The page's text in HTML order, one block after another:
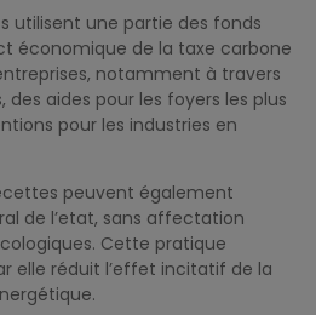
utilisent une partie des fonds
économique de la taxe carbone
notamment à travers
des aides pour les foyers les plus
pour les industries en
peuvent également
de l’etat, sans affectation
Cette pratique
elle réduit l’effet incitatif de la